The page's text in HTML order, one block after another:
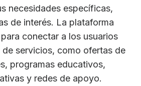
necesidades específicas,
de interés. La plataforma
conectar a los usuarios
servicios, como ofertas de
programas educativos,
y redes de apoyo.